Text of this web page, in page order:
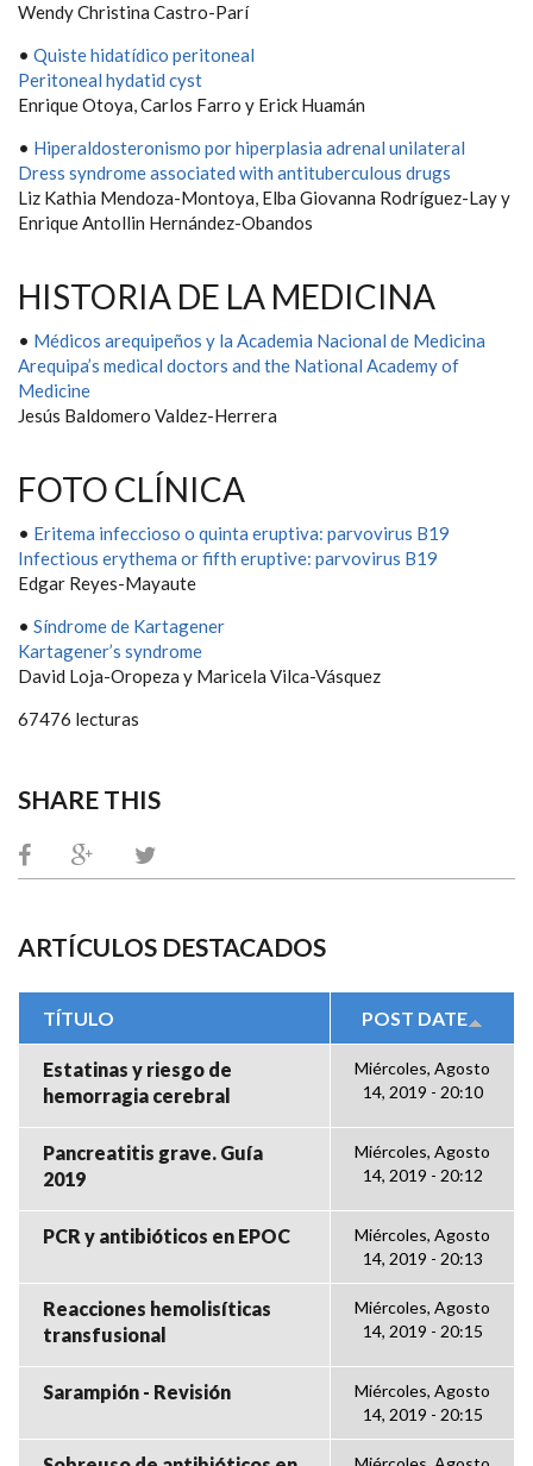
Wendy Christina Castro-Parí
• Quiste hidatídico peritoneal
Peritoneal hydatid cyst
Enrique Otoya, Carlos Farro y Erick Huamán
• Hiperaldosteronismo por hiperplasia adrenal unilateral
Dress syndrome associated with antituberculous drugs
Liz Kathia Mendoza-Montoya, Elba Giovanna Rodríguez-Lay y
Enrique Antollin Hernández-Obandos
HISTORIA DE LA MEDICINA
• Médicos arequipeños y la Academia Nacional de Medicina
Arequipa’s medical doctors and the National Academy of
Medicine
Jesús Baldomero Valdez-Herrera
FOTO CLÍNICA
• Eritema infeccioso o quinta eruptiva: parvovirus B19
Infectious erythema or fifth eruptive: parvovirus B19
Edgar Reyes-Mayaute
• Síndrome de Kartagener
Kartagener’s syndrome
David Loja-Oropeza y Maricela Vilca-Vásquez
67476 lecturas
SHARE THIS
ARTÍCULOS DESTACADOS
TÍTULO POST DATE
Estatinas y riesgo de
hemorragia cerebral
Miércoles, Agosto
14, 2019 - 20:10
Pancreatitis grave. Guía
2019
Miércoles, Agosto
14, 2019 - 20:12
PCR y antibióticos en EPOC
Miércoles, Agosto
14, 2019 - 20:13
Reacciones hemolisíticas
transfusional
Miércoles, Agosto
14, 2019 - 20:15
Sarampión - Revisión
Miércoles, Agosto
14, 2019 - 20:15